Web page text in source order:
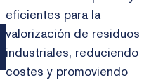
eficientes para la
valorización de residuos
industriales, reduciendo
costes y promoviendo